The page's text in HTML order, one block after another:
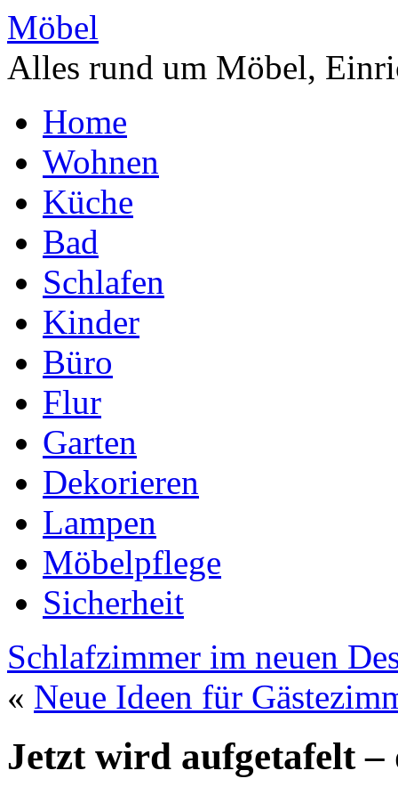
Möbel
Alles rund um Möbel,
Home
Wohnen
Küche
Bad
Schlafen
Kinder
Büro
Flur
Garten
Dekorieren
Lampen
Möbelpflege
Sicherheit
Schlafzimmer im neuen
« Neue Ideen für
Jetzt wird aufgetafelt –